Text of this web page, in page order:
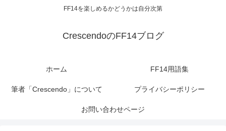
FF14を楽しめるかどうかは自分次第
CrescendoのFF14ブログ
ホーム FF14用語集
筆者「Crescendo」について プライバシーポリシー
お問い合わせページ